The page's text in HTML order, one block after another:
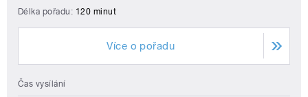
Délka pořadu: 120 minut
Více o pořadu
Čas vysílání